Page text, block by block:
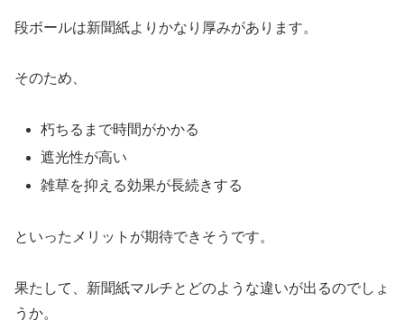
段ボールは新聞紙よりかなり厚みがあります。
そのため、
朽ちるまで時間がかかる
遮光性が高い
雑草を抑える効果が長続きする
といったメリットが期待できそうです。
果たして、新聞紙マルチとどのような違いが出るのでしょ
うか。